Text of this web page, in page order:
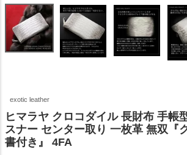
exotic leather
ヒマラヤ クロコダイル 長財布 手帳
スナー センター取り 一枚革 無双『
書付き』 4FA